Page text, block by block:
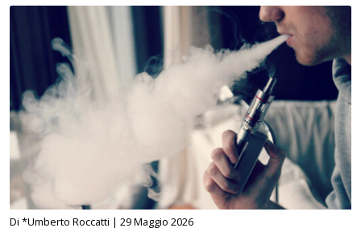
Di *Umberto Roccatti | 29 Maggio 2026